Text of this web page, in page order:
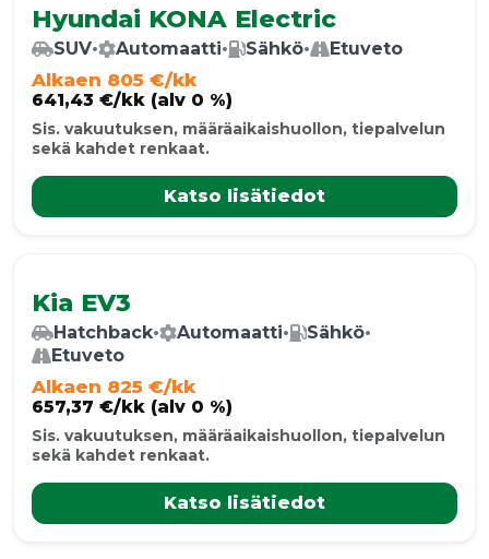
Hyundai KONA Electric
SUV• Automaatti• Sähkö• Etuveto
Alkaen 805 €/kk
641,43 €/kk (alv 0 %)
Sis. vakuutuksen, määräaikaishuollon, tiepalvelun
sekä kahdet renkaat.
Katso lisätiedot
Kia EV3
Hatchback• Automaatti• Sähkö•
Etuveto
Alkaen 825 €/kk
657,37 €/kk (alv 0 %)
Sis. vakuutuksen, määräaikaishuollon, tiepalvelun
sekä kahdet renkaat.
Katso lisätiedot